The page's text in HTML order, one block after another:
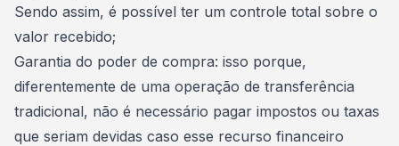
Sendo assim, é possível ter um controle total sobre o
valor recebido;
Garantia do poder de compra: isso porque,
diferentemente de uma operação de transferência
tradicional, não é necessário pagar impostos ou taxas
que seriam devidas caso esse recurso financeiro